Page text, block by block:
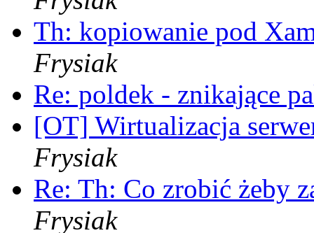
Th: kopiowanie pod
Frysiak
Re: poldek - znikające
[OT] Wirtualizacja
Frysiak
Re: Th: Co zrobić żeby
Frysiak